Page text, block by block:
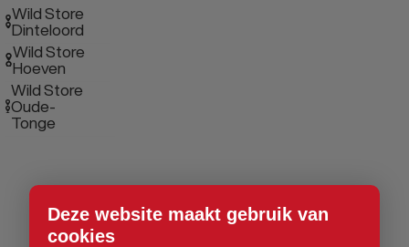
Deze website maakt gebruik van
cookies
Wild Store
Dinteloord
Wild Store
Hoeven
Wild Store
Oude-
Tonge